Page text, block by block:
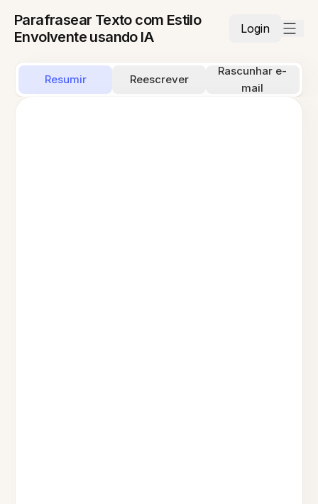
Parafrasear Texto com Estilo
Envolvente usando IA
Login
Resumir Reescrever
Rascunhar e-
mail